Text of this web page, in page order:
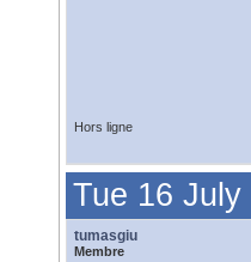
Hors ligne
Tue 16 July
tumasgiu
Membre